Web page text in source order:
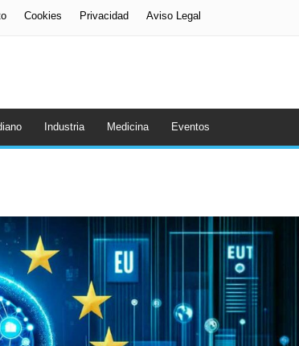
Cookies Privacidad Aviso Legal
Industria Medicina Eventos